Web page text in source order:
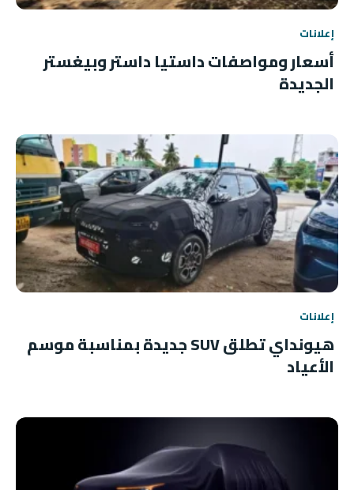
إعلانات
أسعار ومواصفات داستيا داستر وبيغستر
الجديدة
إعلانات
هيونداي تطلق SUV جديدة بمناسبة موسم
الأعياد